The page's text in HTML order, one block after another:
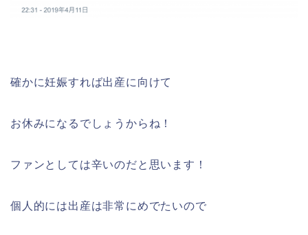
確かに妊娠すれば出産に向けて
お休みになるでしょうからね！
ファンとしては辛いのだと思います！
個人的には出産は非常にめでたいので